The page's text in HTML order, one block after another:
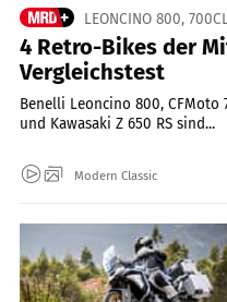
LEONCINO 800,
4 Retro-Bikes der
Vergleichstest
Benelli Leoncino 800, CFMoto
und Kawasaki Z 650 RS sind...
Modern Classic